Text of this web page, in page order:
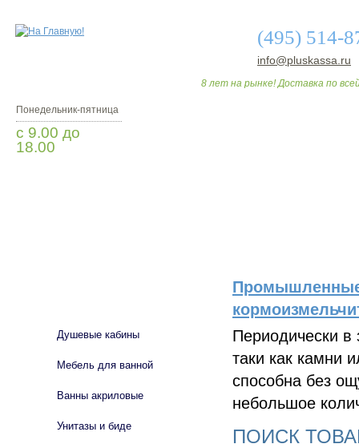
(495) 514-
info@pluskassa.ru
8 лет на рынке! Доставка по
Понедельник-пятница
с 9.00 до
18.00
Периодически в
таки как камни
способна без
небольшое
ПОИСК
Душевые кабины
Мебель для ванной
Ванны акриловые
Унитазы и биде